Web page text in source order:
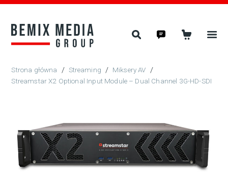
/ Streaming / Miksery AV /
Streamstar X2 Optional Input Module – Dual Channel 3G-HD-SDI